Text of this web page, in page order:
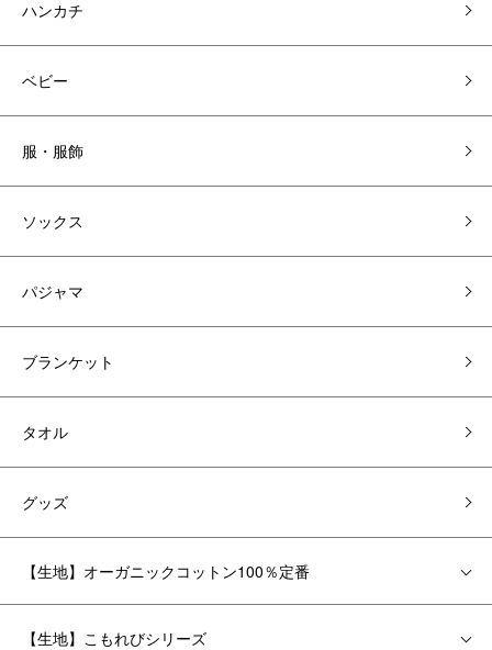
ハンカチ
ベビー
服・服飾
ソックス
パジャマ
ブランケット
タオル
グッズ
【生地】オーガニックコットン100％定番
【生地】こもれびシリーズ